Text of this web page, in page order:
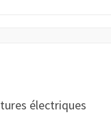
électriques